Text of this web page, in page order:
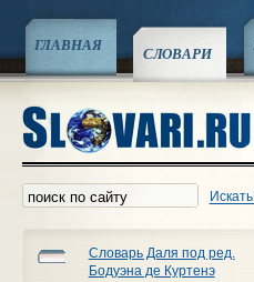
ГЛАВНАЯ СЛОВАРИ
Словарь Даля под ред.
Бодуэна де Куртенэ